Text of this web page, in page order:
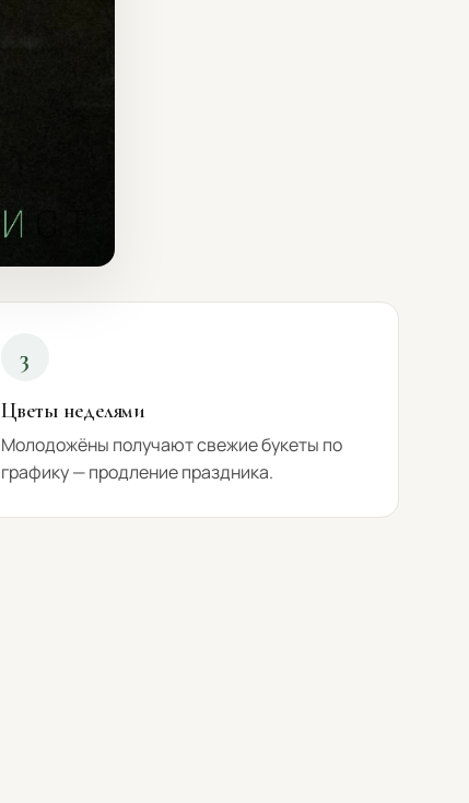
3
Цветы неделями
Молодожёны получают свежие букеты по
графику — продление праздника.